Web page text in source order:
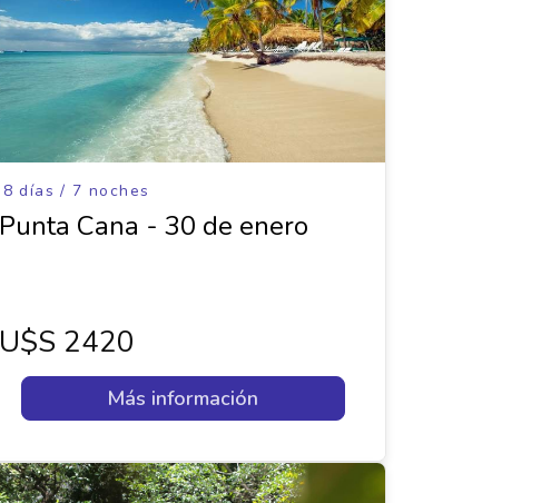
8 días / 7 noches
Punta Cana - 30 de enero
U$s 2420
Más información